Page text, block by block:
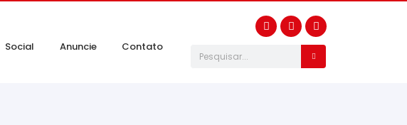
Social Anuncie Contato